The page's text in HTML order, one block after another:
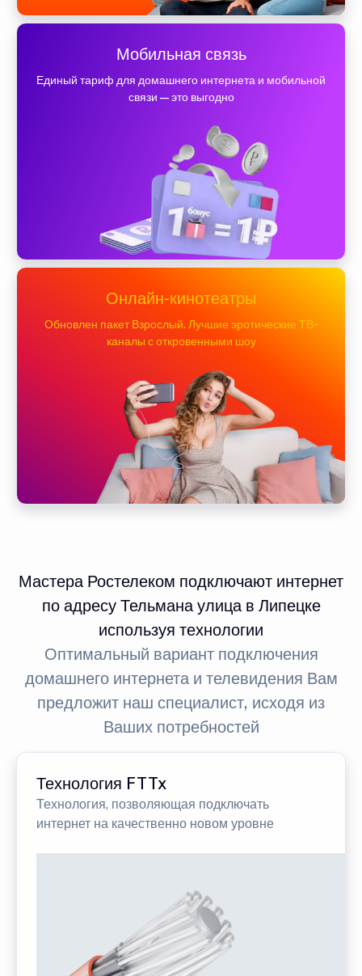
Мобильная связь
Единый тариф для домашнего интернета и мобильной
связи — это выгодно
Онлайн-кинотеатры
Обновлен пакет Взрослый. Лучшие эротические ТВ-
каналы с откровенными шоу
Мастера Ростелеком подключают интернет
по адресу Тельмана улица в Липецке
используя технологии
Оптимальный вариант подключения
домашнего интернета и телевидения Вам
предложит наш специалист, исходя из
Ваших потребностей
Технология FTTx
Технология, позволяющая подключать
интернет на качественно новом уровне